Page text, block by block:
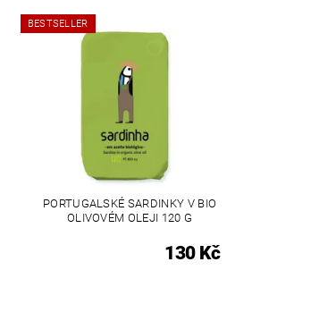
BESTSELLER
PORTUGALSKÉ SARDINKY V BIO
OLIVOVÉM OLEJI 120 G
130 Kč